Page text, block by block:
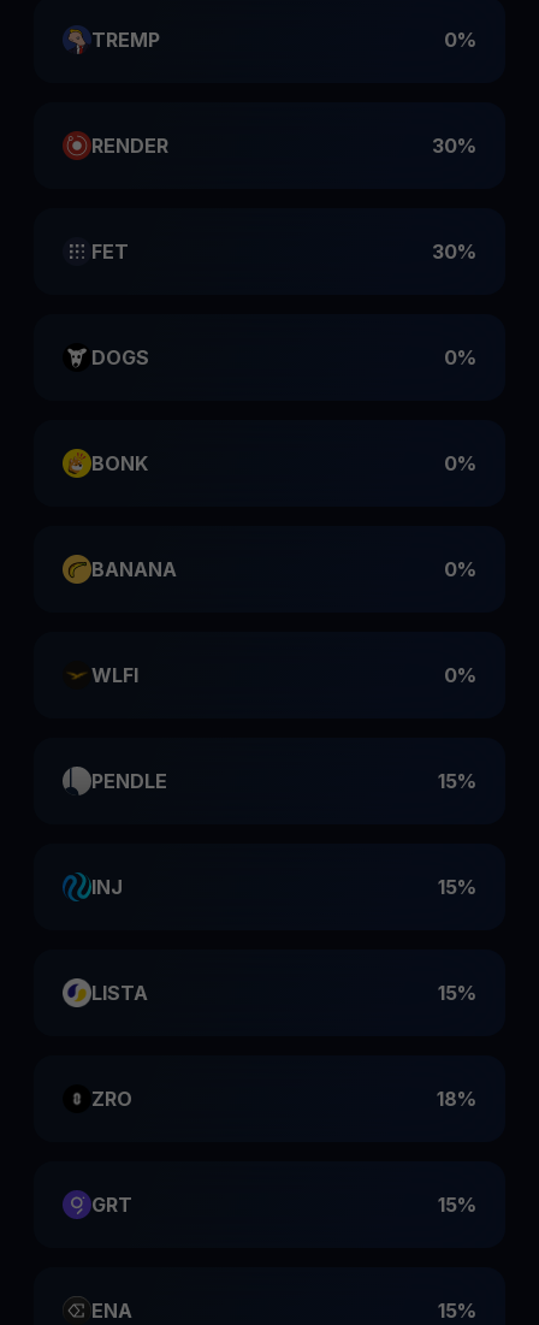
TREMP 0%
RENDER 30%
FET 30%
DOGS 0%
BONK 0%
BANANA 0%
WLFI 0%
PENDLE 15%
INJ 15%
LISTA 15%
ZRO 18%
GRT 15%
ENA 15%